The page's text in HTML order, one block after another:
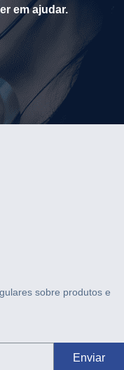
em ajudar.
sobre produtos e